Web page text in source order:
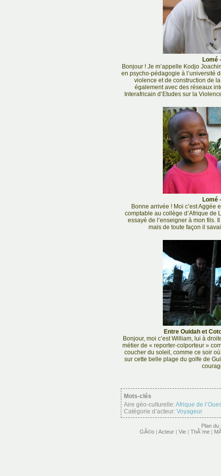
Lomé
Bonjour ! Je m’appelle Kodjo
en psycho-pédagogie à l’université
violence et de construction de
également avec des réseaux
Interafricain d’Etudes sur la
Lomé
Bonne arrivée ! Moi c’est Aggée
comptable au collège d’Afrique de
essayé de l’enseigner à mon fils.
mais de toute façon il
Entre Ouidah et
Bonjour, moi c’est William, lui à
métier de « reporter-colporteur »
coucher du soleil, comme ce soir
sur cette belle plage du golfe de
Mots-clés
Aire géo-culturelle:Afrique de
Catégorie d’acteur: Voyageur
Plan du
GÃ©o | Acteur | Vie | ThÃ¨me |